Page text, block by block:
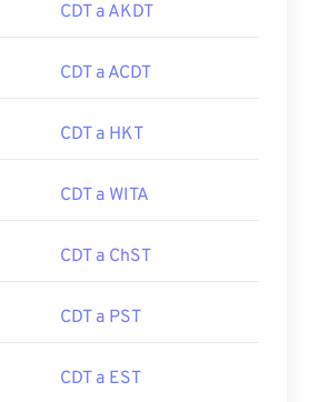
CDT a AKDT
CDT a ACDT
CDT a HKT
CDT a WITA
CDT a ChST
CDT a PST
CDT a EST